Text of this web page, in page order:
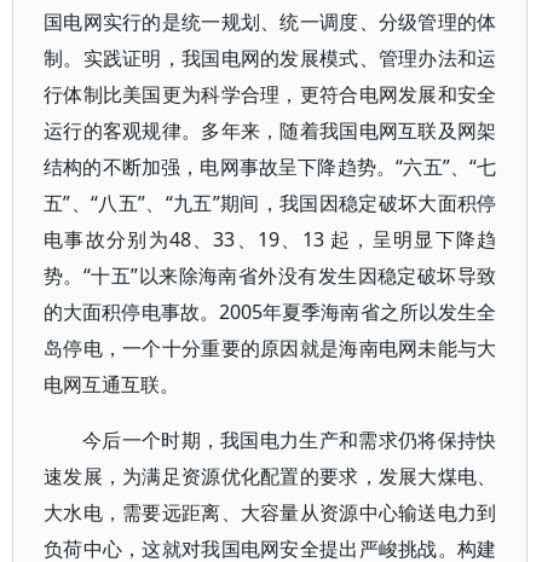
国电网实行的是统一规划、统一调度、分级管理的体
制。实践证明，我国电网的发展模式、管理办法和运
行体制比美国更为科学合理，更符合电网发展和安全
运行的客观规律。多年来，随着我国电网互联及网架
结构的不断加强，电网事故呈下降趋势。“六五”、“七
五”、“八五”、“九五”期间，我国因稳定破坏大面积停
电事故分别为48、33、19、13 起，呈明显下降趋
势。“十五”以来除海南省外没有发生因稳定破坏导致
的大面积停电事故。2005年夏季海南省之所以发生全
岛停电，一个十分重要的原因就是海南电网未能与大
电网互通互联。
今后一个时期，我国电力生产和需求仍将保持快
速发展，为满足资源优化配置的要求，发展大煤电、
大水电，需要远距离、大容量从资源中心输送电力到
负荷中心，这就对我国电网安全提出严峻挑战。构建